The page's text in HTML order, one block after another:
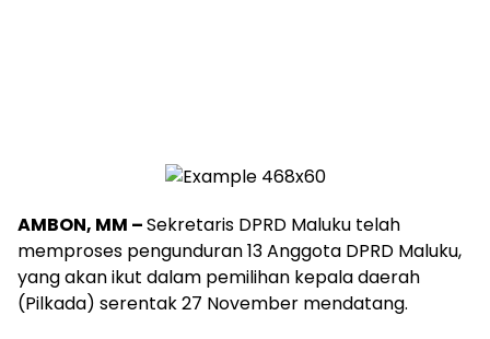
AMBON, MM –Sekretaris DPRD Maluku telah
memproses pengunduran 13 Anggota DPRD Maluku,
yang akan ikut dalam pemilihan kepala daerah
(Pilkada) serentak 27 November mendatang.